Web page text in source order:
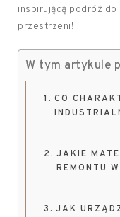
inspirującą podróż
przestrzeni!
W tym artykule
CO
JAKIE
REMONTU
JAK